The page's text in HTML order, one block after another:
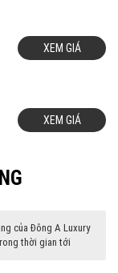
XEM GIÁ
XEM GIÁ
của Đông A Luxury
thời gian tới